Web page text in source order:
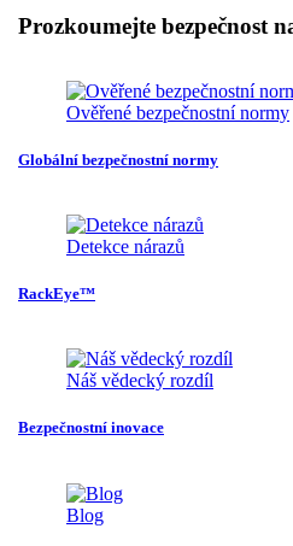
Prozkoumejte bezpečnost
Ověřené bezpečnostní normy
Globální bezpečnostní normy
Detekce nárazů
RackEye™
Náš vědecký rozdíl
Bezpečnostní inovace
Blog